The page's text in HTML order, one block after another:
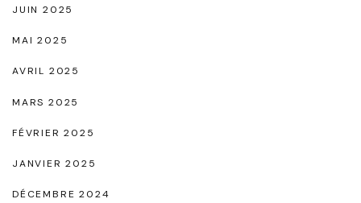
JUIN 2025
MAI 2025
AVRIL 2025
MARS 2025
FÉVRIER 2025
JANVIER 2025
DÉCEMBRE 2024